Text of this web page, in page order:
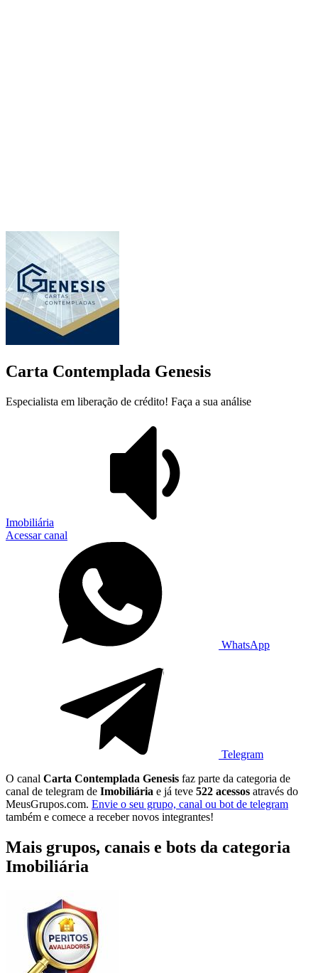
Carta Contemplada Genesis
Especialista em liberação de crédito! Faça a sua análise
Imobiliária
Acessar canal
WhatsApp
Telegram
O canal Carta Contemplada Genesis faz parte da categoria de
canal de telegram de Imobiliária e já teve 522 acessos através do
MeusGrupos.com. Envie o seu grupo, canal ou bot de telegram
também e comece a receber novos integrantes!
Mais grupos, canais e bots da categoria
Imobiliária